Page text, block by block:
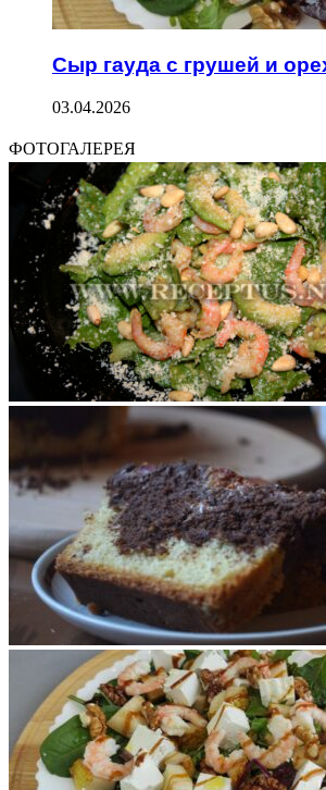
Сыр гауда с грушей и
03.04.2026
ФОТОГАЛЕРЕЯ